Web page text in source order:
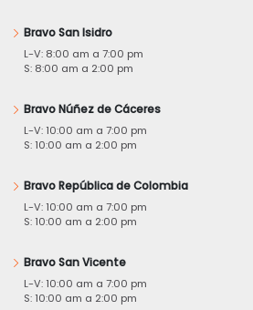
Bravo San Isidro
L-V: 8:00 am a 7:00 pm
S: 8:00 am a 2:00 pm
Bravo Núñez de Cáceres
L-V: 10:00 am a 7:00 pm
S: 10:00 am a 2:00 pm
Bravo República de Colombia
L-V: 10:00 am a 7:00 pm
S: 10:00 am a 2:00 pm
Bravo San Vicente
L-V: 10:00 am a 7:00 pm
S: 10:00 am a 2:00 pm